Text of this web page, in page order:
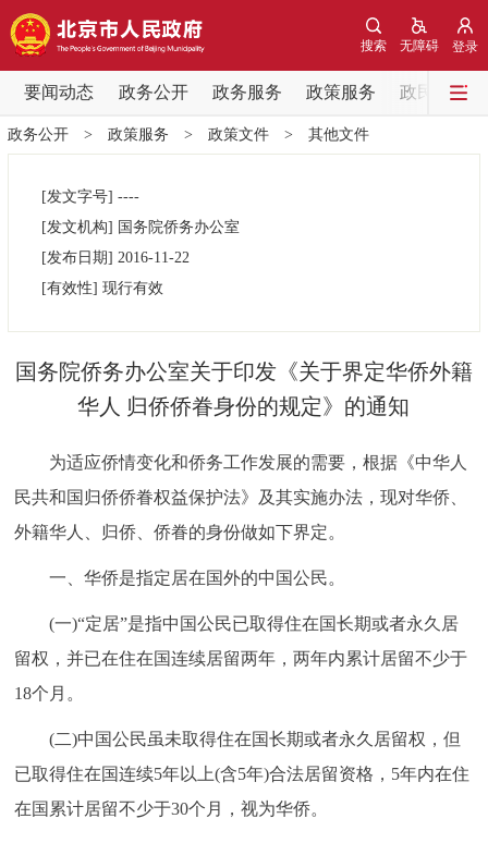
登录
无障碍
搜索
要闻动态 政务公开 政务服务 政策服务 政民互动
要闻动态
党中央精神 国务院信息 中央部委动态
北京要闻
政务公开
市领导 机构职能 政策服务
政策兑现 回应关切
政务服务
个人服务 法人服务 部门服务
便民服务
政民互动
政务公开> 政策服务 > 政策文件> 其他文件
[发文字号] ----
[发文机构] 国务院侨务办公室
[发布日期] 2016-11-22
[有效性] 现行有效
国务院侨务办公室关于印发《关于界定华侨外籍
华人 归侨侨眷身份的规定》的通知
为适应侨情变化和侨务工作发展的需要，根据《中华人
民共和国归侨侨眷权益保护法》及其实施办法，现对华侨、
外籍华人、归侨、侨眷的身份做如下界定。
一、华侨是指定居在国外的中国公民。
(一)“定居”是指中国公民已取得住在国长期或者永久居
留权，并已在住在国连续居留两年，两年内累计居留不少于
18个月。
(二)中国公民虽未取得住在国长期或者永久居留权，但
已取得住在国连续5年以上(含5年)合法居留资格，5年内在住
在国累计居留不少于30个月，视为华侨。